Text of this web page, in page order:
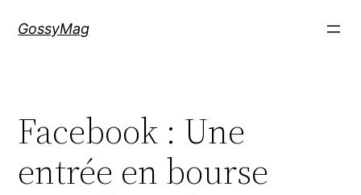
GossyMag
Facebook : Une
entrée en bourse